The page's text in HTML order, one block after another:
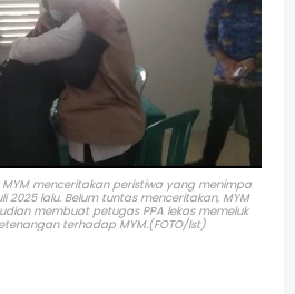
menceritakan peristiwa yang menimpa
lalu. Belum tuntas menceritakan, MYM
membuat petugas PPA lekas memeluk
terhadap MYM.(FOTO/Ist)